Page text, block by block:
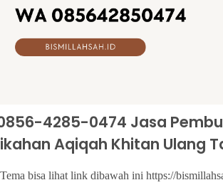
4285-0474 Jasa
Aqiqah Khitan Ulang
bisa lihat link dibawah ini https://